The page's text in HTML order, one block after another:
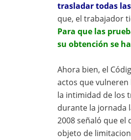
trasladar todas
que, el trabajador
Para que las
su obtención se
Ahora bien, el
actos que
la intimidad de los
durante la jornada
2008 señaló que
objeto de